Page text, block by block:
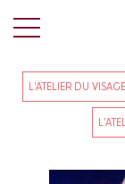
L'ATELIER DU VISAGE